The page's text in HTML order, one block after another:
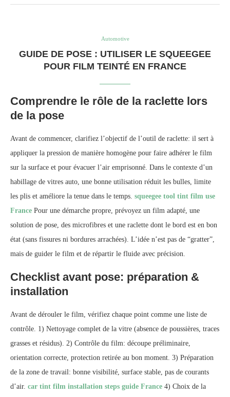
Automotive
GUIDE DE POSE : UTILISER LE SQUEEGEE
POUR FILM TEINTÉ EN FRANCE
Comprendre le rôle de la raclette lors
de la pose
Avant de commencer, clarifiez l’objectif de l’outil de raclette: il sert à
appliquer la pression de manière homogène pour faire adhérer le film
sur la surface et pour évacuer l’air emprisonné. Dans le contexte d’un
habillage de vitres auto, une bonne utilisation réduit les bulles, limite
les plis et améliore la tenue dans le temps. squeegee tool tint film use
France Pour une démarche propre, prévoyez un film adapté, une
solution de pose, des microfibres et une raclette dont le bord est en bon
état (sans fissures ni bordures arrachées). L’idée n’est pas de “gratter”,
mais de guider le film et de répartir le fluide avec précision.
Checklist avant pose: préparation &
installation
Avant de dérouler le film, vérifiez chaque point comme une liste de
contrôle. 1) Nettoyage complet de la vitre (absence de poussières, traces
grasses et résidus). 2) Contrôle du film: découpe préliminaire,
orientation correcte, protection retirée au bon moment. 3) Préparation
de la zone de travail: bonne visibilité, surface stable, pas de courants
d’air. car tint film installation steps guide France 4) Choix de la